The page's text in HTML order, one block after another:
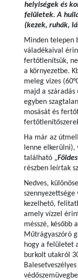
helyiségek és
felületek. A
(kezek, ruhák,
Minden telepen
váladékaival
fertőtlenítsük,
a környezetbe.
meleg vizes
majd a
egyben
mosását és
Ha már az
lenne elkerülni),
található „
részben leírtak
Nedves,
kezelhető,
amely vízzel
mésszé, később
Műtrágyaszóró
hogy a felületet
burkolt utakról